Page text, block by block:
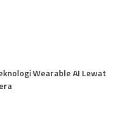
Wearable AI Lewat